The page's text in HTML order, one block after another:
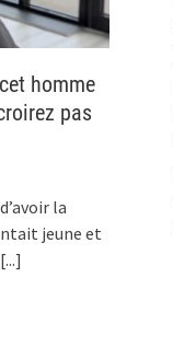
homme
pas
la
jeune et
[...]